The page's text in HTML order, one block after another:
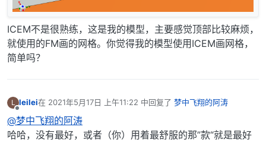
ICEM不是很熟练，这是我的模型，主要感觉顶部比较麻烦，
就使用的FM画的网格。你觉得我的模型使用ICEM画网格，
简单吗？
L leilei在 2021年5月17日 上午11:22 中回复了 梦中飞翔的阿涛
最后由 编辑
@梦中飞翔的阿涛
哈哈，没有最好，或者（你）用着最舒服的那”款“就是最好